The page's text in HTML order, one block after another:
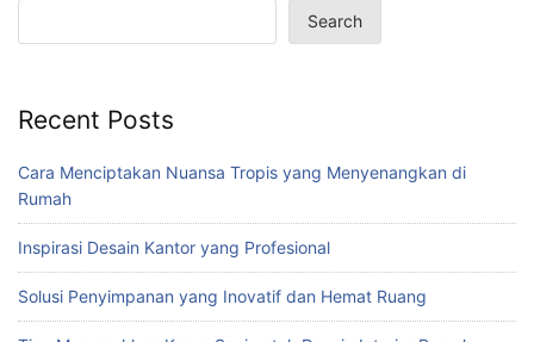
Search
Recent Posts
Cara Menciptakan Nuansa Tropis yang Menyenangkan di
Rumah
Inspirasi Desain Kantor yang Profesional
Solusi Penyimpanan yang Inovatif dan Hemat Ruang